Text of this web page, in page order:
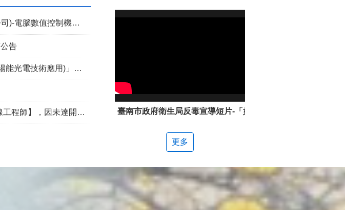
電腦數值控制機械班
告
應用)」延長招生報名
達開班門檻故延長招訓1次 臺南市政府衛生局反毒宣導短片-「如何辨別新興毒品」
更多